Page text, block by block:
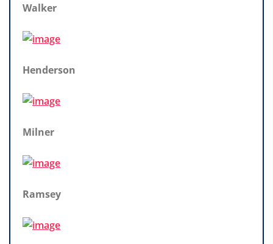
Walker
Henderson
Milner
Ramsey